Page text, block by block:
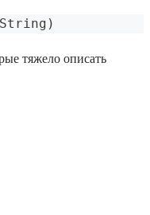
)
тяжело описать